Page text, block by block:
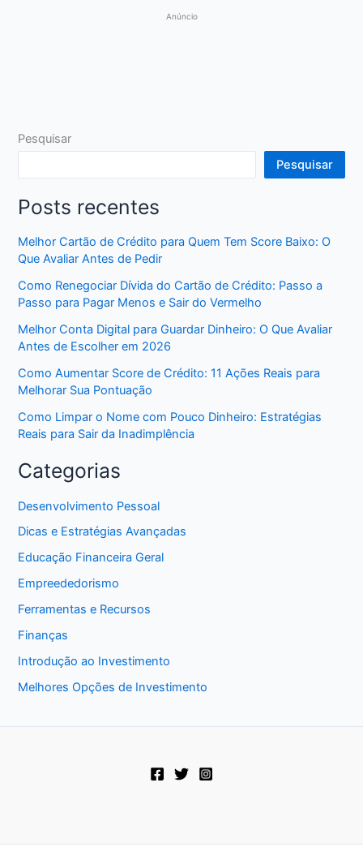
Anúncio
Pesquisar
Pesquisar
Posts recentes
Melhor Cartão de Crédito para Quem Tem Score Baixo: O
Que Avaliar Antes de Pedir
Como Renegociar Dívida do Cartão de Crédito: Passo a
Passo para Pagar Menos e Sair do Vermelho
Melhor Conta Digital para Guardar Dinheiro: O Que Avaliar
Antes de Escolher em 2026
Como Aumentar Score de Crédito: 11 Ações Reais para
Melhorar Sua Pontuação
Como Limpar o Nome com Pouco Dinheiro: Estratégias
Reais para Sair da Inadimplência
Categorias
Desenvolvimento Pessoal
Dicas e Estratégias Avançadas
Educação Financeira Geral
Empreededorismo
Ferramentas e Recursos
Finanças
Introdução ao Investimento
Melhores Opções de Investimento